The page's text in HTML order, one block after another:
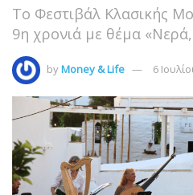
Το Φεστιβάλ Κλασικής
9η χρονιά με θέμα
byMoney & Life 6